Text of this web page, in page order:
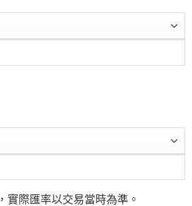
實際匯率以交易當時為準。